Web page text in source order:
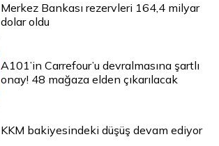
Merkez Bankası rezervleri 164,4 milyar
dolar oldu
A101’in Carrefour’u devralmasına şartlı
onay! 48 mağaza elden çıkarılacak
KKM bakiyesindeki düşüş devam ediyor